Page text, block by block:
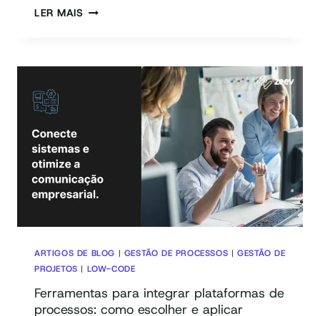
LER MAISGESTÃO
OPERAÇÕES
COMPLEXAS
ARTIGOS DE BLOG | GESTÃO DE PROCESSOS |GESTÃO DE
PROJETOS | LOW-CODE
Ferramentas para integrar plataformas de
processos: como escolher e aplicar